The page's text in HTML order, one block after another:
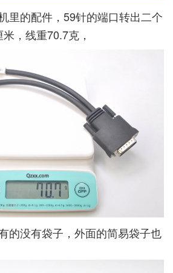
里的配件，59针的端口转出二个
，线重70.7克，
的没有袋子，外面的简易袋子也